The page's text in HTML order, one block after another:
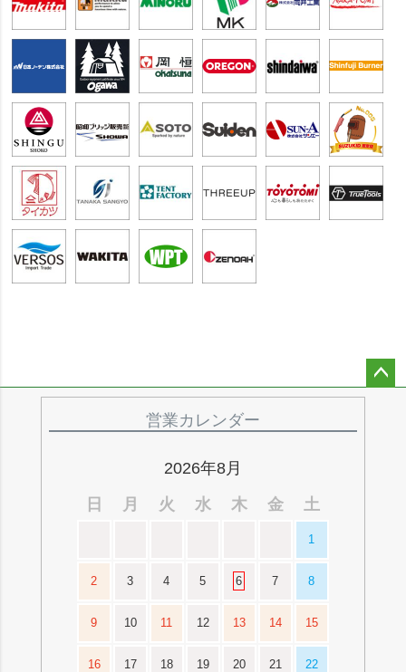
営業カレンダー
2026年8月
日
月 火 水 木 金 土
1
2 3 4 5 6 7 8
9 10 11 12 13 14 15
16 17 18 19 20 21 22